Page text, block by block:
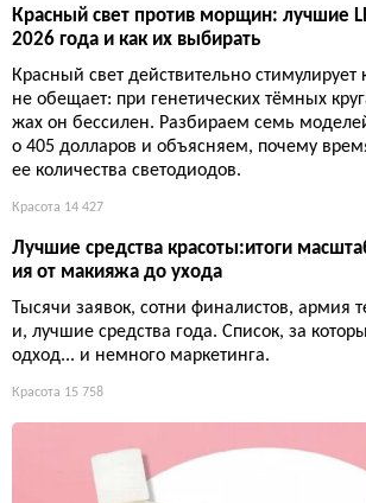
Красный свет против морщин: лучшие
2026 года и как их выбирать
Красный свет действительно стимулирует
не обещает: при генетических тёмных
жах он бессилен. Разбираем семь
о 405 долларов и объясняем, почему
ее количества светодиодов.
Красота 14 427
Лучшие средства красоты:итоги
ия от макияжа до ухода
Тысячи заявок, сотни финалистов, армия
и, лучшие средства года. Список, за
одход... и немного маркетинга.
Красота 15 758